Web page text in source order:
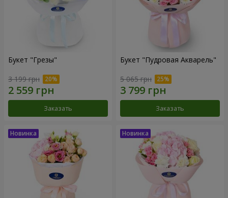
Букет "Грезы"
3 199 грн
Заказать
Букет "Пудровая Акварель"
5 065 грн
Заказать